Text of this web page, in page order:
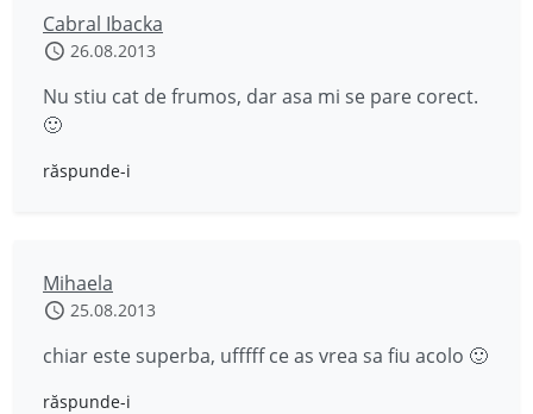
Cabral Ibacka
26.08.2013
Nu stiu cat de frumos, dar asa mi se pare corect.
🙂
răspunde-i
Mihaela
25.08.2013
chiar este superba, ufffff ce as vrea sa fiu acolo 🙂
răspunde-i